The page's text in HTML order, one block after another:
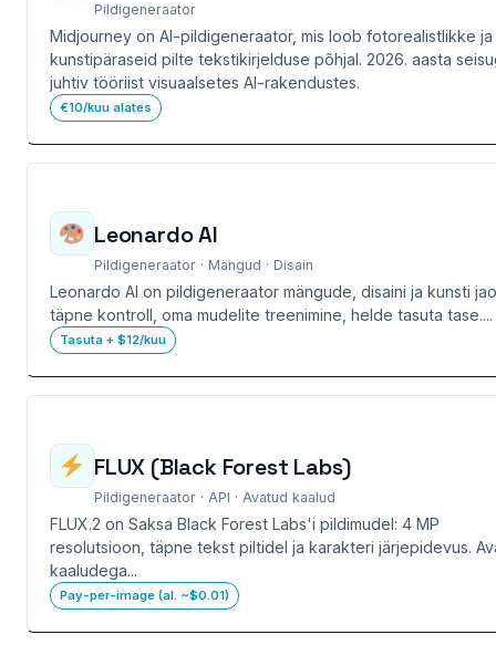
Pildigeneraator
Midjourney on AI-pildigeneraator, mis loob fotorealistlikke ja
kunstipäraseid pilte tekstikirjelduse põhjal. 2026. aasta
juhtiv tööriist visuaalsetes AI-rakendustes.
€10/kuu alates
Leonardo AI
Pildigeneraator · Mängud · Disain
Leonardo AI on pildigeneraator mängude, disaini ja kunsti
täpne kontroll, oma mudelite treenimine, helde tasuta tase....
Tasuta + $12/kuu
FLUX (Black Forest Labs)
Pildigeneraator · API · Avatud kaalud
FLUX.2 on Saksa Black Forest Labs'i pildimudel: 4 MP
resolutsioon, täpne tekst piltidel ja karakteri järjepidevus.
kaaludega...
Pay-per-image (al. ~$0.01)